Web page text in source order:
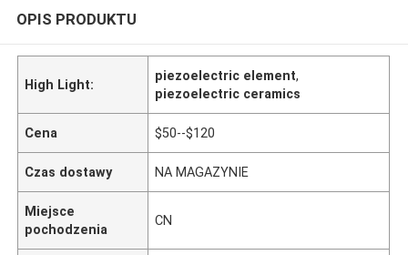
OPIS PRODUKTU
High Light:
piezoelectric element,
piezoelectric ceramics
Cena $50--$120
Czas dostawy NA MAGAZYNIE
Miejsce
pochodzenia
CN